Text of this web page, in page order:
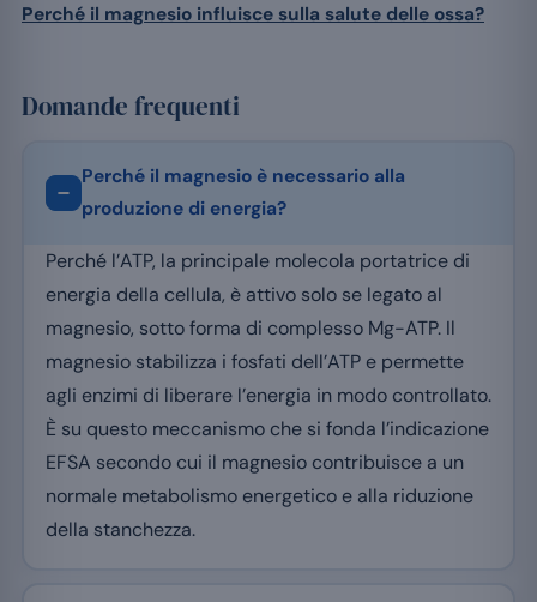
Perché il magnesio influisce sulla salute delle ossa?
Domande frequenti
Perché il magnesio è necessario alla
produzione di energia?
Perché l’ATP, la principale molecola portatrice di
energia della cellula, è attivo solo se legato al
magnesio, sotto forma di complesso Mg-ATP. Il
magnesio stabilizza i fosfati dell’ATP e permette
agli enzimi di liberare l’energia in modo controllato.
È su questo meccanismo che si fonda l’indicazione
EFSA secondo cui il magnesio contribuisce a un
normale metabolismo energetico e alla riduzione
della stanchezza.